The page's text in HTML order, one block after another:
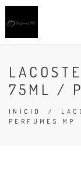
75ML /
INICIO /
PERFUMES MP